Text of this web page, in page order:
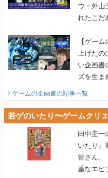
ウ・外山
れたこだ
画書】
【ゲー
上げたの
い企画書
ズを生ま
ビュー】
ゲームの企画書の記事一覧
若ゲのいたり〜ゲームクリ
田中圭一
いたり』
智さん、
重なエピ